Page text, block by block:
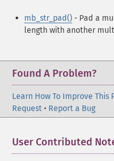
mb_str_pad() - Pad a
length with another
Found A Problem?
Learn How To Improve This
Request • Report a Bug
User Contributed